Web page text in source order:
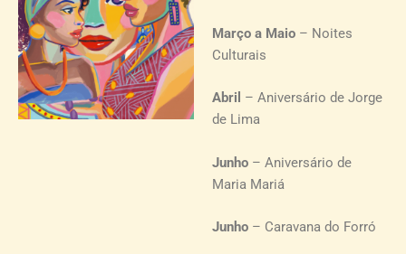
Março a Maio – Noites
Culturais
Abril – Aniversário de Jorge
de Lima
Junho – Aniversário de
Maria Mariá
Junho – Caravana do Forró